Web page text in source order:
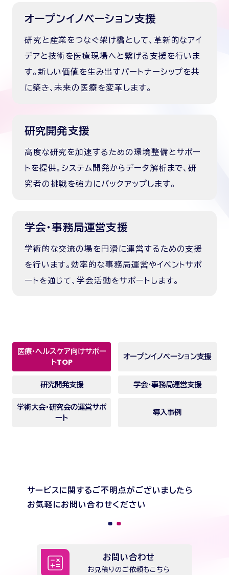
オープンイノベーション支援
研究と産業をつなぐ架け橋として、革新的なアイ
デアと技術を医療現場へと繋げる支援を行いま
す。新しい価値を生み出すパートナーシップを共
に築き、未来の医療を変革します。
研究開発支援
高度な研究を加速するための環境整備とサポー
トを提供。システム開発からデータ解析まで、研
究者の挑戦を強力にバックアップします。
学会・事務局運営支援
学術的な交流の場を円滑に運営するための支援
を行います。効率的な事務局運営やイベントサポ
ートを通じて、学会活動をサポートします。
医療・ヘルスケア向けサポー
トTOP
オープンイノベーション支援
研究開発支援 学会・事務局運営支援
学術大会・研究会の運営サポ
ート
導入事例
サービスに関するご不明点がございましたら
お気軽にお問い合わせください
お問い合わせ
お見積りのご依頼もこちら